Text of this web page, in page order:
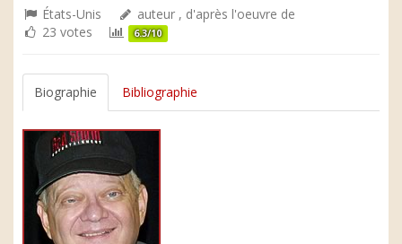
États-Unis
auteur , d'après l'oeuvre de
23 votes
6.3/10
Biographie Bibliographie